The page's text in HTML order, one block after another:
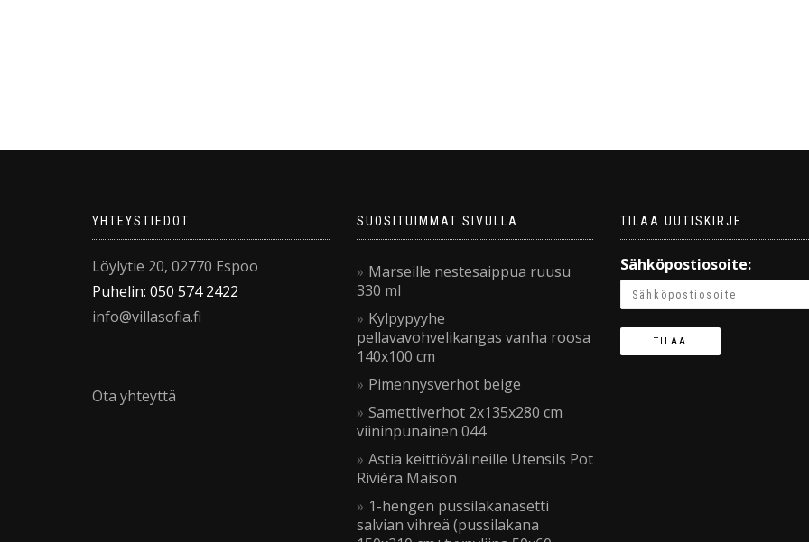
YHTEYSTIEDOT
Löylytie 20, 02770 Espoo
Puhelin: 050 574 2422
info@villasofia.fi
Ota yhteyttä
SUOSITUIMMAT SIVULLA
Marseille nestesaippua ruusu
330 ml
Kylpypyyhe
pellavavohvelikangas vanha roosa
140x100 cm
Pimennysverhot beige
Samettiverhot 2x135x280 cm
viininpunainen 044
Astia keittiövälineille Utensils Pot
Rivièra Maison
1-hengen pussilakanasetti
salvian vihreä (pussilakana
TILAA UUTISKIRJE
Sähköpostiosoite: